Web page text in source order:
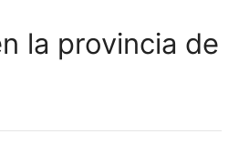
la provincia de